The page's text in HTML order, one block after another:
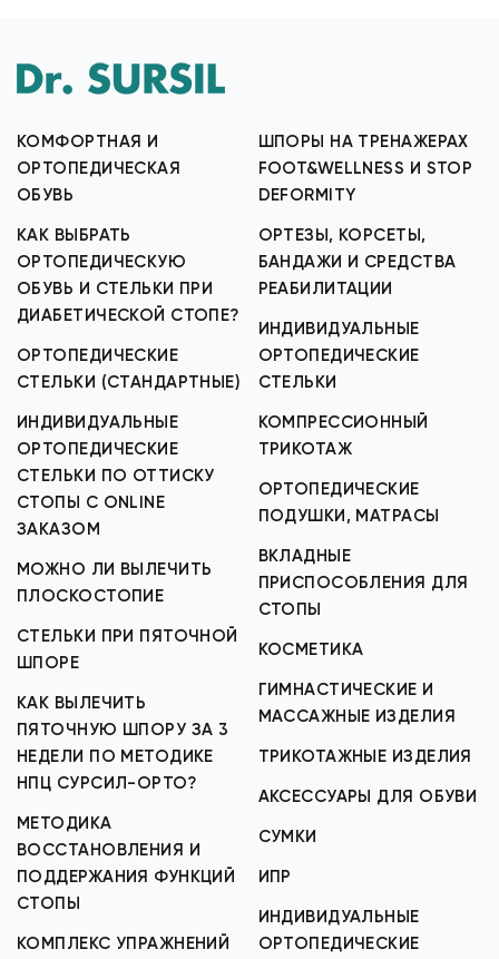
КОМФОРТНАЯ И
ОРТОПЕДИЧЕСКАЯ
ОБУВЬ
КАК ВЫБРАТЬ
ОРТОПЕДИЧЕСКУЮ
ОБУВЬ И СТЕЛЬКИ ПРИ
ДИАБЕТИЧЕСКОЙ СТОПЕ?
ОРТОПЕДИЧЕСКИЕ
СТЕЛЬКИ (СТАНДАРТНЫЕ)
ИНДИВИДУАЛЬНЫЕ
ОРТОПЕДИЧЕСКИЕ
СТЕЛЬКИ ПО ОТТИСКУ
СТОПЫ С ONLINE
ЗАКАЗОМ
МОЖНО ЛИ ВЫЛЕЧИТЬ
ПЛОСКОСТОПИЕ
СТЕЛЬКИ ПРИ ПЯТОЧНОЙ
ШПОРЕ
КАК ВЫЛЕЧИТЬ
ПЯТОЧНУЮ ШПОРУ ЗА 3
НЕДЕЛИ ПО МЕТОДИКЕ
НПЦ СУРСИЛ-ОРТО?
МЕТОДИКА
ВОССТАНОВЛЕНИЯ И
ПОДДЕРЖАНИЯ ФУНКЦИЙ
СТОПЫ
КОМПЛЕКС УПРАЖНЕНИЙ
ШПОРЫ НА ТРЕНАЖЕРАХ
FOOT&WELLNESS И STOP
DEFORMITY
ОРТЕЗЫ, КОРСЕТЫ,
БАНДАЖИ И СРЕДСТВА
РЕАБИЛИТАЦИИ
ИНДИВИДУАЛЬНЫЕ
ОРТОПЕДИЧЕСКИЕ
СТЕЛЬКИ
КОМПРЕССИОННЫЙ
ТРИКОТАЖ
ОРТОПЕДИЧЕСКИЕ
ПОДУШКИ, МАТРАСЫ
ВКЛАДНЫЕ
ПРИСПОСОБЛЕНИЯ ДЛЯ
СТОПЫ
КОСМЕТИКА
ГИМНАСТИЧЕСКИЕ И
МАССАЖНЫЕ ИЗДЕЛИЯ
ТРИКОТАЖНЫЕ ИЗДЕЛИЯ
АКСЕССУАРЫ ДЛЯ ОБУВИ
СУМКИ
ИПР
ИНДИВИДУАЛЬНЫЕ
ОРТОПЕДИЧЕСКИЕ